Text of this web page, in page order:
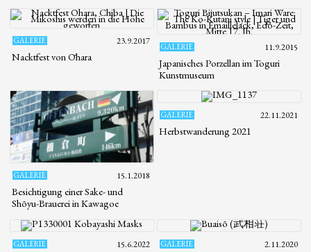
GALERIE 23.9.2017
Nacktfest von Ōhara
GALERIE 11.9.2015
Japanisches Porzellan im Toguri
Kunstmuseum
GALERIE 15.1.2018
Besichtigung einer Sake- und
Shōyu-Brauerei in Kawagoe
GALERIE 22.11.2021
Herbstwanderung 2021
GALERIE 15.6.2022 GALERIE 2.11.2020